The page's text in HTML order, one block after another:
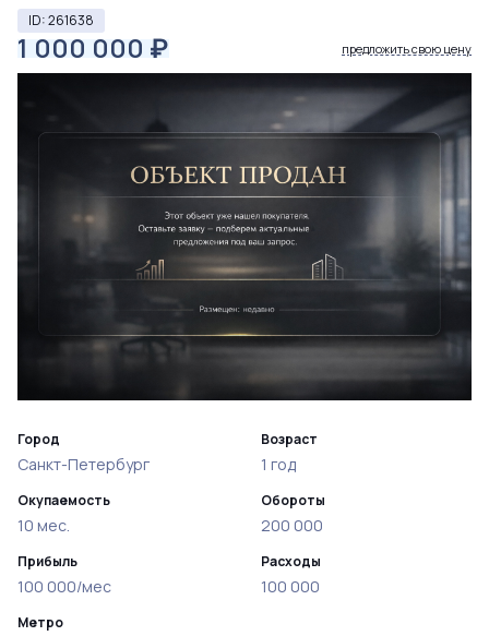
ID: 261638
1 000 000 ₽ предложить свою цену
Город
Санкт-Петербург
Окупаемость
10 мес.
Прибыль
100 000/мес
Возраст
1 год
Обороты
200 000
Расходы
100 000
Метро